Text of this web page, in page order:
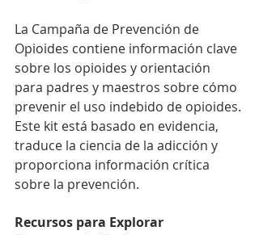
La Campaña de Prevención de
Opioides contiene información clave
sobre los opioides y orientación
para padres y maestros sobre cómo
prevenir el uso indebido de opioides.
Este kit está basado en evidencia,
traduce la ciencia de la adicción y
proporciona información crítica
sobre la prevención.
Recursos para Explorar